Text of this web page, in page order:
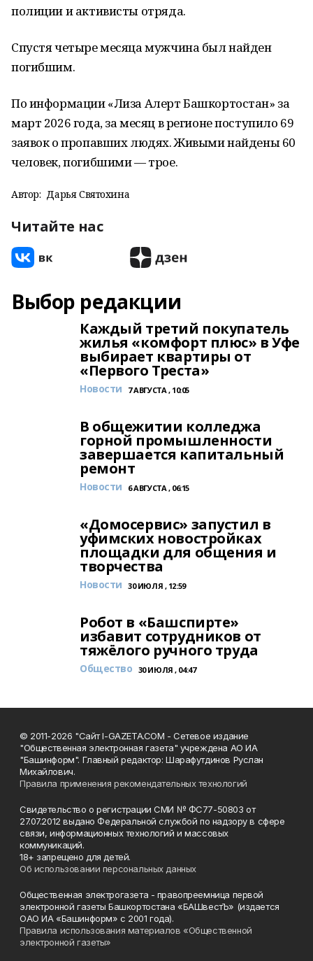
полиции и активисты отряда.
Спустя четыре месяца мужчина был найден
погибшим.
По информации «Лиза Алерт Башкортостан» за
март 2026 года, за месяц в регионе поступило 69
заявок о пропавших людях. Живыми найдены 60
человек, погибшими — трое.
Автор: Дарья Святохина
Читайте нас
Выбор редакции
Каждый третий покупатель
жилья «комфорт плюс» в Уфе
выбирает квартиры от
«Первого Треста»
Новости 7 АВГУСТА , 10:05
В общежитии колледжа
горной промышленности
завершается капитальный
ремонт
Новости 6 АВГУСТА , 06:15
«Домосервис» запустил в
уфимских новостройках
площадки для общения и
творчества
Новости 30 ИЮЛЯ , 12:59
Робот в «Башспирте»
избавит сотрудников от
тяжёлого ручного труда
Общество 30 ИЮЛЯ , 04:47
© 2011-2026 "Сайт I-GAZETA.COM - Сетевое издание
"Общественная электронная газета" учреждена АО ИА
"Башинформ". Главный редактор: Шарафутдинов Руслан
Михайлович.
Правила применения рекомендательных технологий
Свидетельство о регистрации СМИ № ФС77-50803 от
27.07.2012 выдано Федеральной службой по надзору в сфере
связи, информационных технологий и массовых
коммуникаций.
18+ запрещено для детей.
Об использовании персональных данных
Общественная электрогазета - правопреемница первой
электронной газеты Башкортостана «БАШвестЪ» (издается
ОАО ИА «Башинформ» с 2001 года).
Правила использования материалов «Общественной
электронной газеты»